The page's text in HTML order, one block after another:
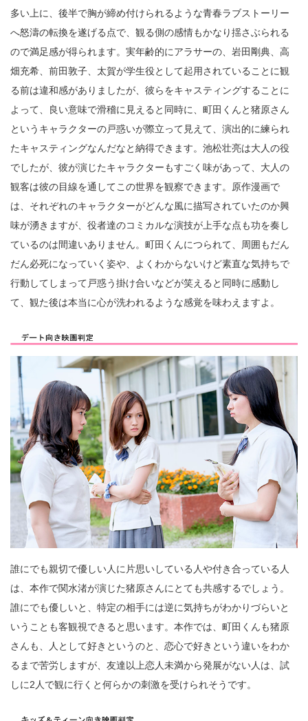
多い上に、後半で胸が締め付けられるような青春ラブストーリー
へ怒濤の転換を遂げる点で、観る側の感情もかなり揺さぶられる
ので満足感が得られます。実年齢的にアラサーの、岩田剛典、高
畑充希、前田敦子、太賀が学生役として起用されていることに観
る前は違和感がありましたが、彼らをキャスティングすることに
よって、良い意味で滑稽に見えると同時に、町田くんと猪原さん
というキャラクターの戸惑いが際立って見えて、演出的に練られ
たキャスティングなんだなと納得できます。池松壮亮は大人の役
でしたが、彼が演じたキャラクターもすごく味があって、大人の
観客は彼の目線を通してこの世界を観察できます。原作漫画で
は、それぞれのキャラクターがどんな風に描写されていたのか興
味が湧きますが、役者達のコミカルな演技が上手な点も功を奏し
ているのは間違いありません。町田くんにつられて、周囲もだん
だん必死になっていく姿や、よくわからないけど素直な気持ちで
行動してしまって戸惑う掛け合いなどが笑えると同時に感動し
て、観た後は本当に心が洗われるような感覚を味わえますよ。
誰にでも親切で優しい人に片思いしている人や付き合っている人
は、本作で関水渚が演じた猪原さんにとても共感するでしょう。
誰にでも優しいと、特定の相手には逆に気持ちがわかりづらいと
いうことも客観視できると思います。本作では、町田くんも猪原
さんも、人として好きというのと、恋心で好きという違いをわか
るまで苦労しますが、友達以上恋人未満から発展がない人は、試
しに2人で観に行くと何らかの刺激を受けられそうです。